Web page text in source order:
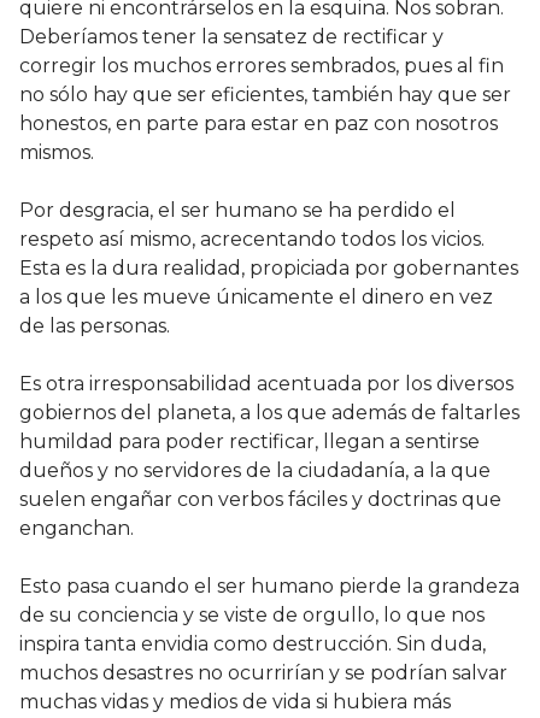
quiere ni encontrárselos en la esquina. Nos sobran.
Deberíamos tener la sensatez de rectificar y
corregir los muchos errores sembrados, pues al fin
no sólo hay que ser eficientes, también hay que ser
honestos, en parte para estar en paz con nosotros
mismos.
Por desgracia, el ser humano se ha perdido el
respeto así mismo, acrecentando todos los vicios.
Esta es la dura realidad, propiciada por gobernantes
a los que les mueve únicamente el dinero en vez
de las personas.
Es otra irresponsabilidad acentuada por los diversos
gobiernos del planeta, a los que además de faltarles
humildad para poder rectificar, llegan a sentirse
dueños y no servidores de la ciudadanía, a la que
suelen engañar con verbos fáciles y doctrinas que
enganchan.
Esto pasa cuando el ser humano pierde la grandeza
de su conciencia y se viste de orgullo, lo que nos
inspira tanta envidia como destrucción. Sin duda,
muchos desastres no ocurrirían y se podrían salvar
muchas vidas y medios de vida si hubiera más